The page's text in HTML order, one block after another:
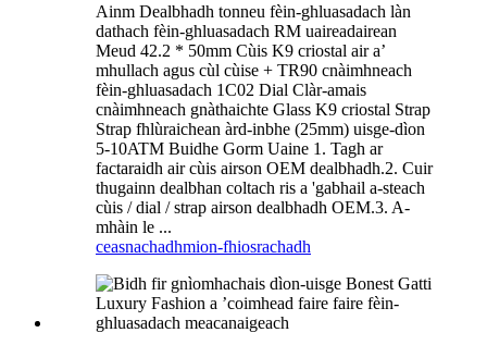
Ainm Dealbhadh tonneu fèin-ghluasadach làn
dathach fèin-ghluasadach RM uaireadairean
Meud 42.2 * 50mm Cùis K9 criostal air a’
mhullach agus cùl cùise + TR90 cnàimhneach
fèin-ghluasadach 1C02 Dial Clàr-amais
cnàimhneach gnàthaichte Glass K9 criostal Strap
Strap fhlùraichean àrd-inbhe (25mm) uisge-dìon
5-10ATM Buidhe Gorm Uaine 1. Tagh ar
factaraidh air cùis airson OEM dealbhadh.2. Cuir
thugainn dealbhan coltach ris a 'gabhail a-steach
cùis / dial / strap airson dealbhadh OEM.3. A-
mhàin le ...
ceasnachadhmion-fhiosrachadh